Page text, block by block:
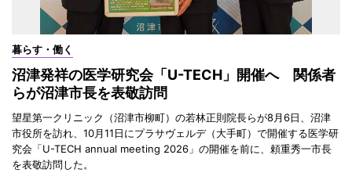
暮らす・働く
沼津発祥の医学研究会「U-TECH」開催へ 関係者
らが沼津市長を表敬訪問
望星第一クリニック（沼津市柳町）の若林正則院長らが8月6日、沼津
市役所を訪れ、10月11日にプラサヴェルデ（大手町）で開催する医学研
究会「U-TECH annual meeting 2026」の開催を前に、頼重秀一市長
を表敬訪問した。